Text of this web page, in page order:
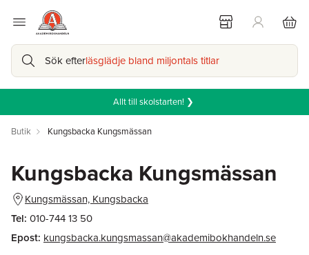
Sök efterläsglädje bland miljontals titlar
Allt till skolstarten! ❯
Butik Kungsbacka Kungsmässan
Kungsbacka Kungsmässan
Kungsmässan, Kungsbacka
Tel: 010-744 13 50
Epost: kungsbacka.kungsmassan@akademibokhandeln.se